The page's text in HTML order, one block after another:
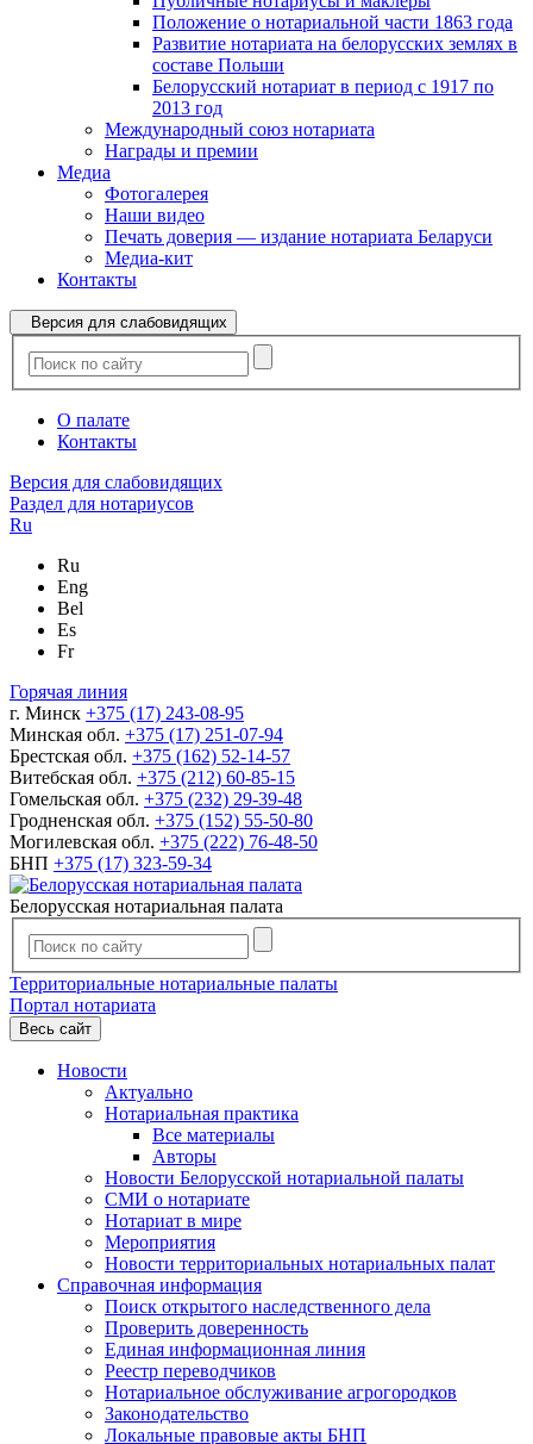
Положение о нотариальной части 1863 года
Развитие нотариата на белорусских землях в
составе Польши
Белорусский нотариат в период с 1917 по
2013 год
Международный союз нотариата
Награды и премии
Медиа
Фотогалерея
Наши видео
Печать доверия — издание нотариата Беларуси
Медиа-кит
Контакты
Версия для слабовидящих
О палате
Контакты
Версия для слабовидящих
Раздел для нотариусов
Ru
Ru
Eng
Bel
Es
Fr
Горячая линия
г. Минск +375 (17) 243-08-95
Минская обл. +375 (17) 251-07-94
Брестская обл. +375 (162) 52-14-57
Витебская обл. +375 (212) 60-85-15
Гомельская обл. +375 (232) 29-39-48
Гродненская обл. +375 (152) 55-50-80
Могилевская обл. +375 (222) 76-48-50
БНП +375 (17) 323-59-34
Белорусская нотариальная палата
Территориальные нотариальные палаты
Портал нотариата
Весь сайт
Новости
Актуально
Нотариальная практика
Все материалы
Авторы
Новости Белорусской нотариальной палаты
СМИ о нотариате
Нотариат в мире
Мероприятия
Новости территориальных нотариальных палат
Справочная информация
Поиск открытого наследственного дела
Проверить доверенность
Единая информационная линия
Реестр переводчиков
Нотариальное обслуживание агрогородков
Законодательство
Локальные правовые акты БНП